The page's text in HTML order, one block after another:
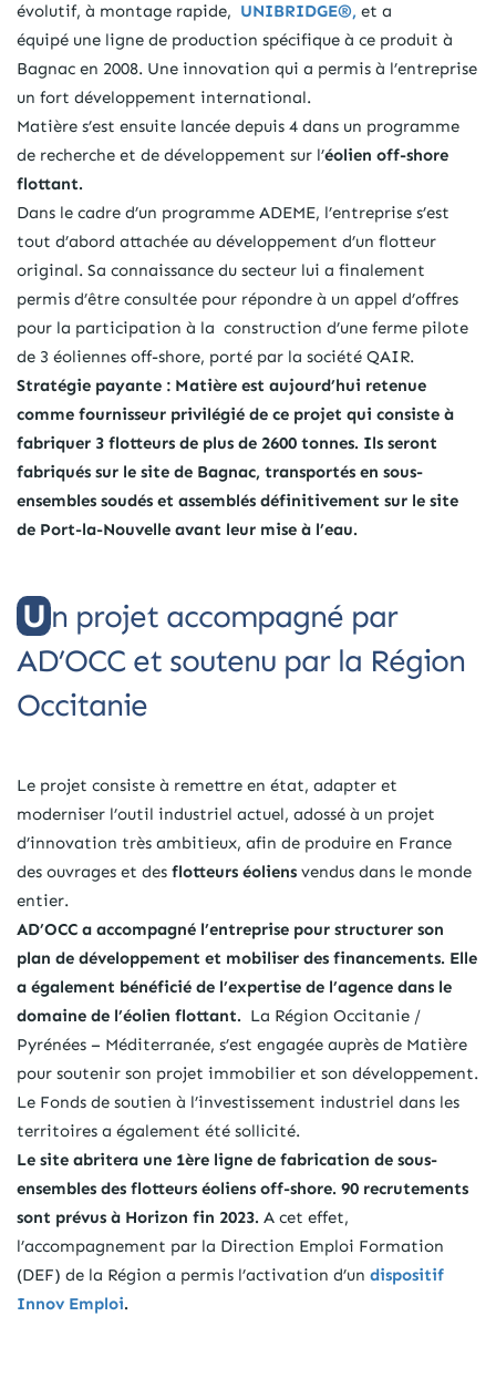
évolutif, à montage rapide, UNIBRIDGE®, et a
équipé une ligne de production spécifique à ce produit à
Bagnac en 2008. Une innovation qui a permis à l’entreprise
un fort développement international.
Matière s’est ensuite lancée depuis 4 dans un programme
de recherche et de développement sur l’éolien off-shore
flottant.
Dans le cadre d’un programme ADEME, l’entreprise s’est
tout d’abord attachée au développement d’un flotteur
original. Sa connaissance du secteur lui a finalement
permis d’être consultée pour répondre à un appel d’offres
pour la participation à la construction d’une ferme pilote
de 3 éoliennes off-shore, porté par la société QAIR.
Stratégie payante : Matière est aujourd’hui retenue
comme fournisseur privilégié de ce projet qui consiste à
fabriquer 3 flotteurs de plus de 2600 tonnes. Ils seront
fabriqués sur le site de Bagnac, transportés en sous-
ensembles soudés et assemblés définitivement sur le site
de Port-la-Nouvelle avant leur mise à l’eau.
Un projet accompagné par
AD’OCC et soutenu par la Région
Occitanie
Le projet consiste à remettre en état, adapter et
moderniser l’outil industriel actuel, adossé à un projet
d’innovation très ambitieux, afin de produire en France
des ouvrages et des flotteurs éoliens vendus dans le monde
entier.
AD’OCC a accompagné l’entreprise pour structurer son
plan de développement et mobiliser des financements. Elle
a également bénéficié de l’expertise de l’agence dans le
domaine de l’éolien flottant. La Région Occitanie /
Pyrénées – Méditerranée, s’est engagée auprès de Matière
pour soutenir son projet immobilier et son développement.
Le Fonds de soutien à l’investissement industriel dans les
territoires a également été sollicité.
Le site abritera une 1ère ligne de fabrication de sous-
ensembles des flotteurs éoliens off-shore. 90 recrutements
sont prévus à Horizon fin 2023. A cet effet,
l’accompagnement par la Direction Emploi Formation
(DEF) de la Région a permis l’activation d’un dispositif
Innov Emploi.